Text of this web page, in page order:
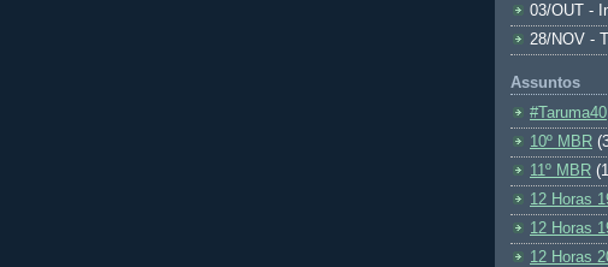
03/OUT -
28/NOV -
Assuntos
#Taruma40
10º MBR
11º MBR
12 Horas
12 Horas
12 Horas